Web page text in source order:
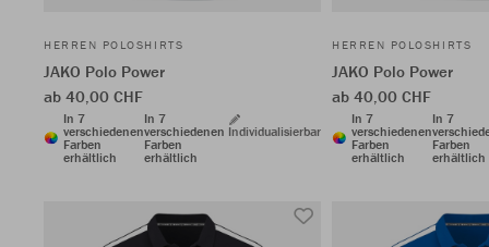
HERREN POLOSHIRTS
JAKO Polo Power
ab 40,00 CHF
In 7
verschiedenen
Farben
erhältlich
In 7
verschiedenen
Farben
erhältlich
Individualisierbar
HERREN POLOSHIRTS
JAKO Polo Power
ab 40,00 CHF
In 7
verschiedenen
Farben
erhältlich
In 7
Farben
erhältlich